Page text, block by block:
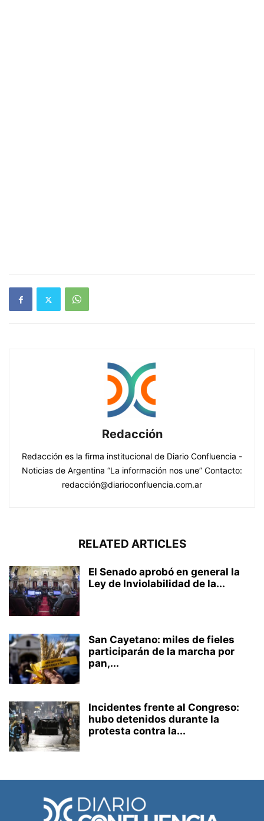
Redacción
Redacción es la firma institucional de Diario Confluencia -
Noticias de Argentina “La información nos une” Contacto:
redacción@diarioconfluencia.com.ar
RELATED ARTICLES
El Senado aprobó en general la
Ley de Inviolabilidad de la...
San Cayetano: miles de fieles
participarán de la marcha por
pan,...
Incidentes frente al Congreso:
hubo detenidos durante la
protesta contra la...